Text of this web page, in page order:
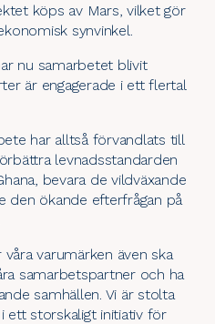
köps av Mars, vilket gör
synvinkel.
nu samarbetet blivit
är engagerade i ett flertal
har alltså förvandlats till
levnadsstandarden
bevara de vildväxande
den ökande efterfrågan på
varumärken även ska
samarbetspartner och ha
samhällen. Vi är stolta
ett storskaligt initiativ för